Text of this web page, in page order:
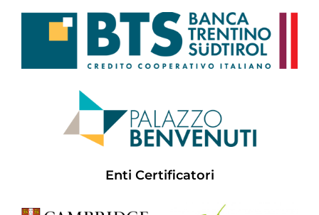
Enti Certificatori